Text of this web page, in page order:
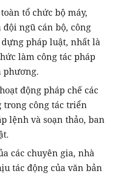
tổ chức bộ máy,
ngũ cán bộ, công
pháp luật, nhất là
làm công tác pháp
phương.
động pháp chế các
trong công tác triển
lệnh và soạn thảo, ban
các chuyên gia, nhà
tác động của văn bản